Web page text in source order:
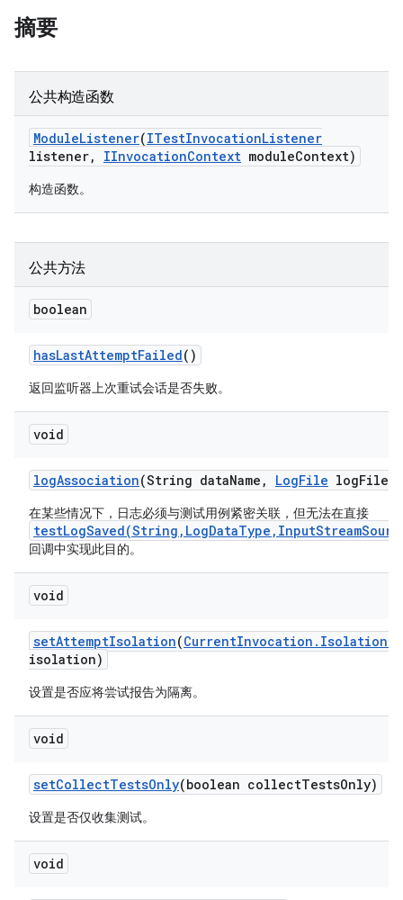
摘要
公共构造函数
ModuleListener(ITestInvocationListener
listener, IInvocationContext moduleContext)
构造函数。
公共方法
boolean
hasLastAttemptFailed()
返回监听器上次重试会话是否失败。
void
logAssociation(String dataName , LogFile logFile)
在某些情况下，日志必须与测试用例紧密关联，但无法在直接
回调中实现此目的。
void
setAttemptIsolation(CurrentInvocation . Isolation
isolation)
设置是否应将尝试报告为隔离。
void
setCollectTestsOnly(boolean collectTestsOnly)
设置是否仅收集测试。
void